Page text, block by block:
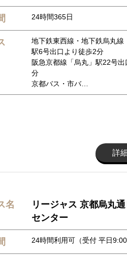
24時間365日
地下鉄東西線・地下鉄烏丸線
駅6号出口より徒歩2分
阪急京都線「烏丸」駅22号
分
京都バス・市バ…
詳
名
リージャス 京都烏丸
センター
24時間利用可（受付 平日